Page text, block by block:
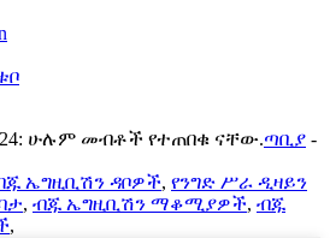
ሁሉም መብቶች የተጠበቁ ናቸው.ጣቢያ -
ኤግዚቢሽን ዳቦዎች, የንግድ ሥራ ዲዛይን
, ብጁ ኤግዚቢሽን ማቆሚያዎች, ብጁ
,